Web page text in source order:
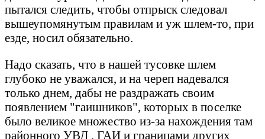
пытался следить, чтобы отпрыск следовал
вышеупомянутым правилам и уж шлем-то, при
езде, носил обязательно.
Надо сказать, что в нашей тусовке шлем
глубоко не уважался, и на череп надевался
только днем, дабы не раздражать своим
появлением "гаишников", которых в поселке
было великое множество из-за нахождения там
районного УВД , ГАИ и границами других